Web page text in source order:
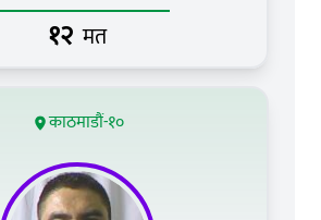
१२ मत
काठमाडौं-१०